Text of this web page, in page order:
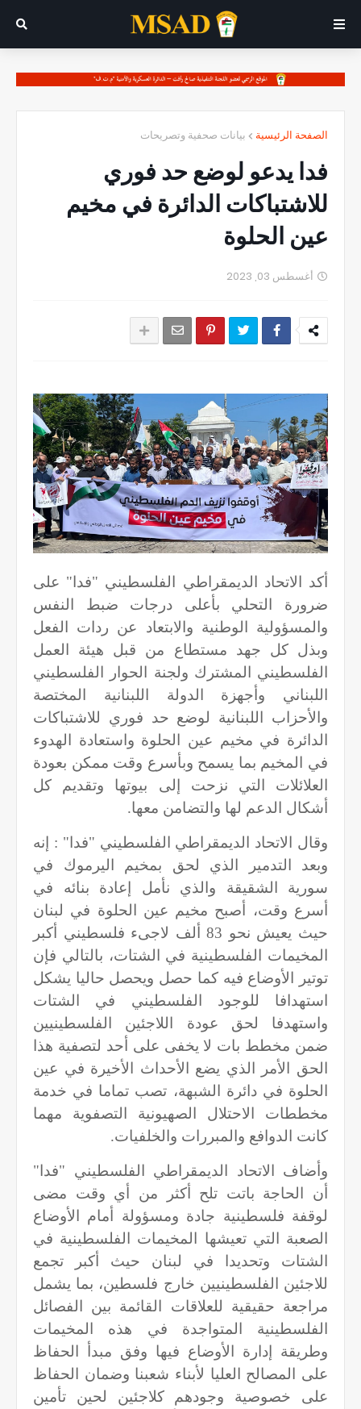
الصفحة الرئيسية بيانات صحفية وتصريحات
فدا يدعو لوضع حد فوري
للاشتباكات الدائرة في مخيم
عين الحلوة
أغسطس 03, 2023
أكد الاتحاد الديمقراطي الفلسطيني "فدا" على
ضرورة التحلي بأعلى درجات ضبط النفس
والمسؤولية الوطنية والابتعاد عن ردات الفعل
وبذل كل جهد مستطاع من قبل هيئة العمل
الفلسطيني المشترك ولجنة الحوار الفلسطيني
اللبناني وأجهزة الدولة اللبنانية المختصة
والأحزاب اللبنانية لوضع حد فوري للاشتباكات
الدائرة في مخيم عين الحلوة واستعادة الهدوء
في المخيم بما يسمح وبأسرع وقت ممكن بعودة
العلائلات التي نزحت إلى بيوتها وتقديم كل
أشكال الدعم لها والتضامن معها.
وقال الاتحاد الديمقراطي الفلسطيني "فدا" : إنه
وبعد التدمير الذي لحق بمخيم اليرموك في
سورية الشقيقة والذي نأمل إعادة بنائه في
أسرع وقت، أصبح مخيم عين الحلوة في لبنان
حيث يعيش نحو 83 ألف لاجىء فلسطيني أكبر
المخيمات الفلسطينية في الشتات، بالتالي فإن
توتير الأوضاع فيه كما حصل ويحصل حاليا يشكل
استهدافا للوجود الفلسطيني في الشتات
واستهدفا لحق عودة اللاجئين الفلسطينيين
ضمن مخطط بات لا يخفى على أحد لتصفية هذا
الحق الأمر الذي يضع الأحداث الأخيرة في عين
الحلوة في دائرة الشبهة، تصب تماما في خدمة
مخططات الاحتلال الصهيونية التصفوية مهما
كانت الدوافع والمبررات والخلفيات.
وأضاف الاتحاد الديمقراطي الفلسطيني "فدا"
أن الحاجة باتت تلح أكثر من أي وقت مضى
لوقفة فلسطينية جادة ومسؤولة أمام الأوضاع
الصعبة التي تعيشها المخيمات الفلسطينية في
الشتات وتحديدا في لبنان حيث أكبر تجمع
للاجئين الفلسطينيين خارج فلسطين، بما يشمل
مراجعة حقيقية للعلاقات القائمة بين الفصائل
الفلسطينية المتواجدة في هذه المخيمات
وطريقة إدارة الأوضاع فيها وفق مبدأ الحفاظ
على المصالح العليا لأبناء شعبنا وضمان الحفاظ
على خصوصية وجودهم كلاجئين لحين تأمين